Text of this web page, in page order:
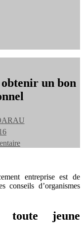
un bon
Financement
obtenir
un
professionnel
entreprise est de
conseils d’organismes
toute jeune